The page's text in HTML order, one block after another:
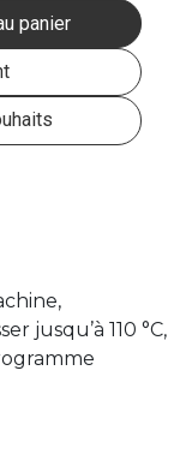
panier
jusqu’à 110 °C,